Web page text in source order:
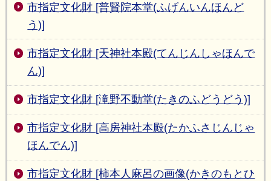
市指定文化財 [普賢院本堂(ふげんいんほんど
う)]
市指定文化財 [天神社本殿(てんじんしゃほんで
ん)]
市指定文化財 [滝野不動堂(たきのふどうどう)]
市指定文化財 [高房神社本殿(たかふさじんじゃ
ほんでん)]
市指定文化財 [柿本人麻呂の画像(かきのもとひ